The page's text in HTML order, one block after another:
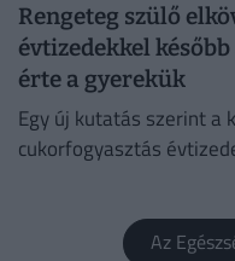
Rengeteg szülő
évtizedekkel
érte a gyerekük
Egy új kutatás szerint a
cukorfogyasztás
Az